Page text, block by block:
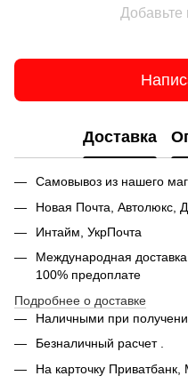
Добавьте
Доставка
Самовывоз из нашего
Новая Почта, Автолюкс,
Интайм, УкрПочта
Международная
100% предоплате
Подробнее о доставке
Наличными при
Безналичный расчет .
На карточку